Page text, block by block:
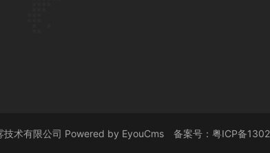
技术有限公司 Powered by EyouCms备案号： 粤ICP备